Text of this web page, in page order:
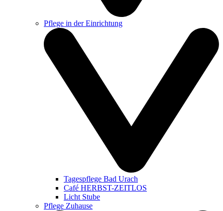
Pflege in der Einrichtung
Tagespflege Bad Urach
Café HERBST-ZEITLOS
Licht Stube
Pflege Zuhause